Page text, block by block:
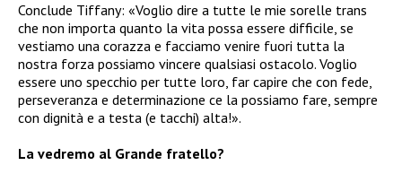
Conclude Tiffany: «Voglio dire a tutte le mie sorelle trans
che non importa quanto la vita possa essere difficile, se
vestiamo una corazza e facciamo venire fuori tutta la
nostra forza possiamo vincere qualsiasi ostacolo. Voglio
essere uno specchio per tutte loro, far capire che con fede,
perseveranza e determinazione ce la possiamo fare, sempre
con dignità e a testa (e tacchi) alta!».
La vedremo al Grande fratello?